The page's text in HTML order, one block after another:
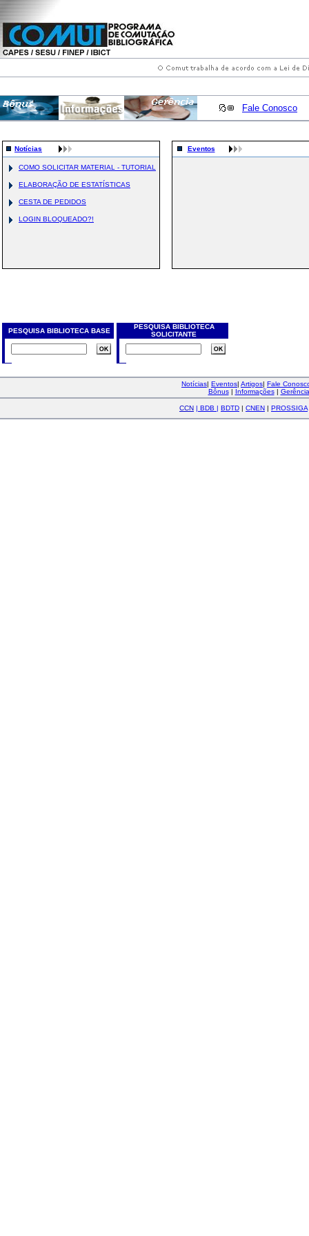
Fale Conosco
Notícias
COMO SOLICITAR MATERIAL - TUTORIAL
ELABORAÇÃO DE ESTATÍSTICAS
CESTA DE PEDIDOS
LOGIN BLOQUEADO?!
Eventos
PESQUISA BIBLIOTECA BASE
PESQUISA BIBLIOTECA
SOLICITANTE
Notícias| Eventos| Artigos| Fale
Bônus| Informações| Gerência
CCN | BDB | BDTD | CNEN | PROSSIGA